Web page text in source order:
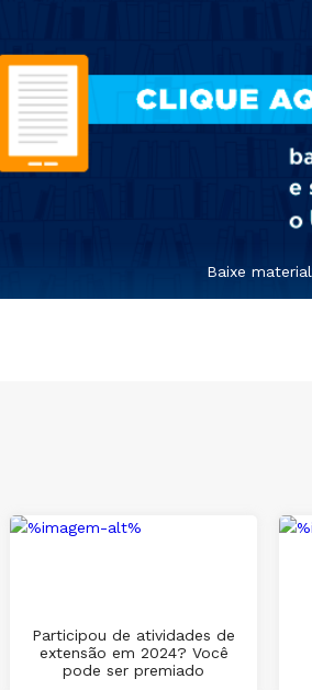
Baixe material
Participou de atividades de
extensão em 2024? Você
pode ser premiado